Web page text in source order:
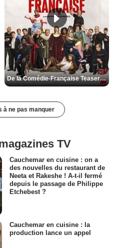
De la Comédie-Française Teaser VF
à ne pas manquer
TV
Cauchemar en cuisine : on a
des nouvelles du restaurant de
Neeta et Rakeshe ! A-t-il fermé
depuis le passage de Philippe
Etchebest ?
Cauchemar en cuisine : la
production lance un appel